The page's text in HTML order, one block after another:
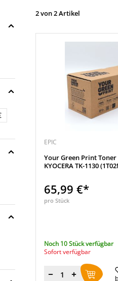
2 von 2 Artikel
EPIC
Your Green Print
KYOCERA TK-1130
65,99 €*
pro Stück
Noch 10 Stück verfügbar
Sofort verfügbar
Menge